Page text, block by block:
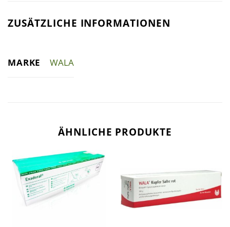
ZUSÄTZLICHE INFORMATIONEN
MARKE WALA
ÄHNLICHE PRODUKTE